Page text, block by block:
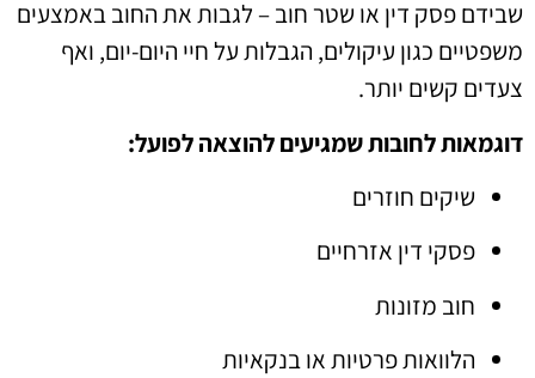
שבידם פסק דין או שטר חוב – לגבות את החוב באמצעים
משפטיים כגון עיקולים, הגבלות על חיי היום-יום, ואף
צעדים קשים יותר.
דוגמאות לחובות שמגיעים להוצאה לפועל:
שיקים חוזרים
פסקי דין אזרחיים
חוב מזונות
הלוואות פרטיות או בנקאיות